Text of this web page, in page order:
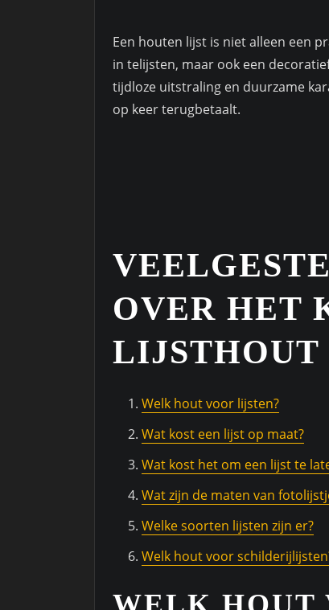
Een houten lijst is niet alleen een
in telijsten, maar ook een
tijdloze uitstraling en duurzame
op keer terugbetaalt.
OVER HET
LIJSTHOUT
Welk hout voor lijsten?
Wat kost een lijst op maat?
Wat kost het om een lijst te
Wat zijn de maten van
Welke soorten lijsten zijn er?
Welk hout voor